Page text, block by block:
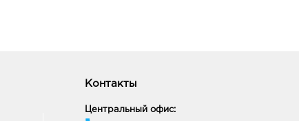
пр-кт Ленинский, д.
10:00 - 22:00
Контакты
Центральный офис: